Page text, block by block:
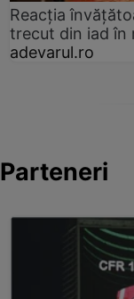
Reacția
trecut din iad în
adevarul.ro
Parteneri